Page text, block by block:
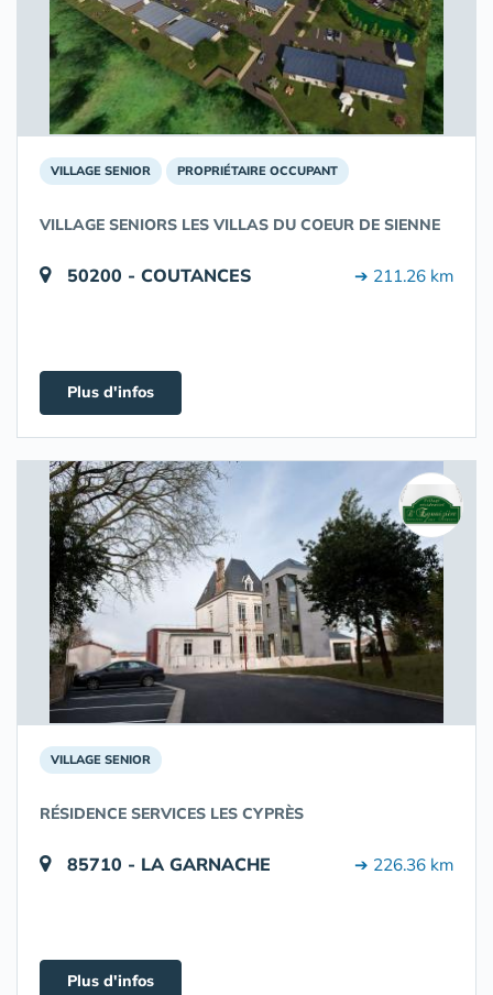
VILLAGE SENIOR PROPRIÉTAIRE OCCUPANT
VILLAGE SENIORS LES VILLAS DU COEUR DE SIENNE
50200 - COUTANCES ➔ 211.26 km
Plus d'infos
VILLAGE SENIOR
RÉSIDENCE SERVICES LES CYPRÈS
85710 - LA GARNACHE ➔ 226.36 km
Plus d'infos